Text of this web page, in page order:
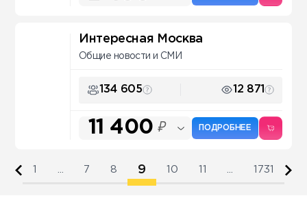
Интересная Москва
Общие новости и СМИ
134 605 12 871
11 400 ₽ ПОДРОБНЕЕ
7 8 9 10 1731